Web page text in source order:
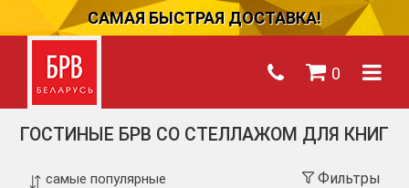
САМАЯ БЫСТРАЯ ДОСТАВКА!
0
ГОСТИНЫЕ БРВ СО СТЕЛЛАЖОМ ДЛЯ КНИГ
Фильтры